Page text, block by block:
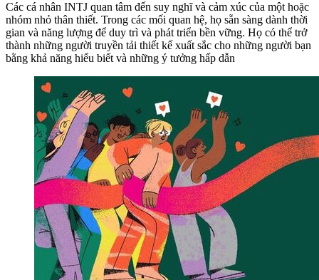
Các cá nhân INTJ quan tâm đến suy nghĩ và cảm xúc của một hoặc
nhóm nhỏ thân thiết. Trong các mối quan hệ, họ sẵn sàng dành thời
gian và năng lượng để duy trì và phát triển bền vững. Họ có thể trở
thành những người truyền tải thiết kế xuất sắc cho những người bạn
bằng khả năng hiểu biết và những ý tưởng hấp dẫn